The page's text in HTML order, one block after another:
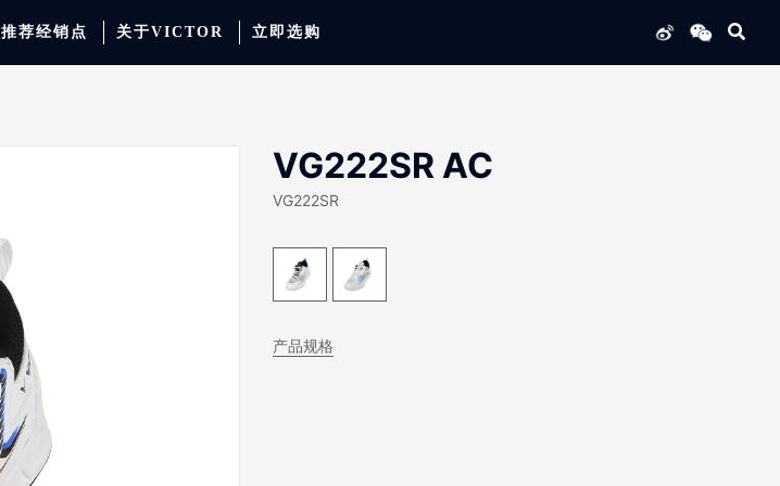
推荐经销点 关于VICTOR 立即选购
VG222SR AC
VG222SR
产品规格